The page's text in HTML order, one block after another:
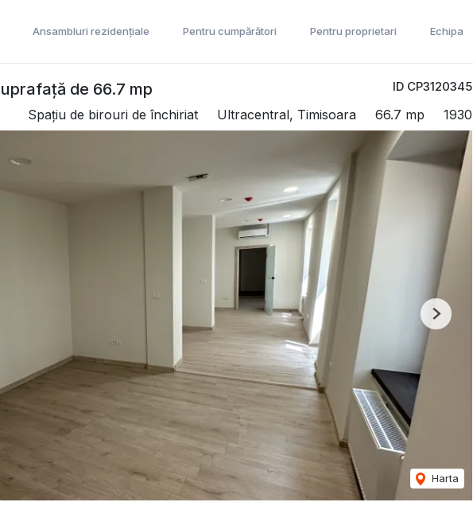
Ansambluri rezidențiale Pentru cumpărători Pentru proprietari Echipa
ID CP3120345
de 66.7 mp
Spațiu de birouri de închiriat Ultracentral, Timisoara 66.7 mp 1930
Harta
Next